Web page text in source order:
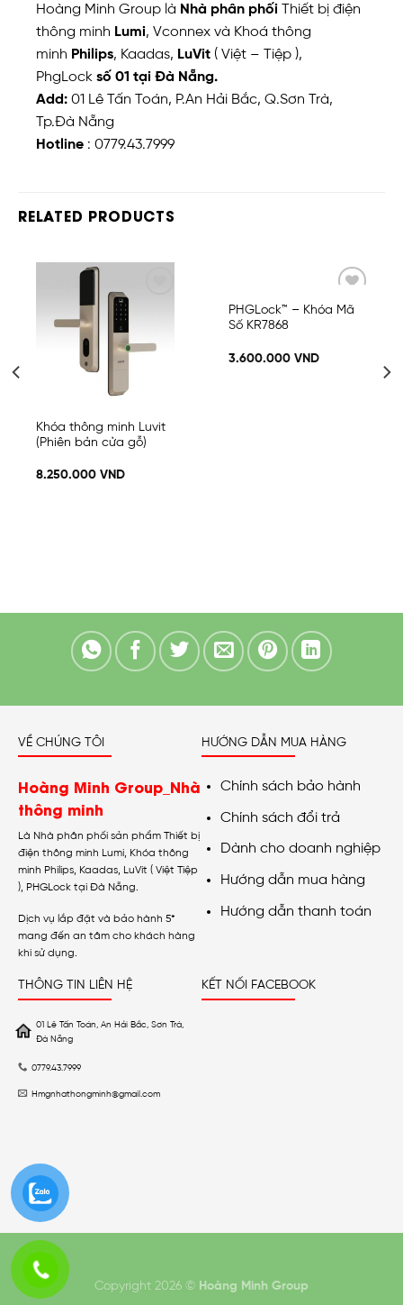
Hoàng Minh Group là Nhà phân phối Thiết bị điện
thông minh Lumi, Vconnex và Khoá thông
minh Philips, Kaadas, LuVit ( Việt – Tiệp ),
PhgLock số 01 tại Đà Nẵng.
Add: 01 Lê Tấn Toán, P.An Hải Bắc, Q.Sơn Trà,
Tp.Đà Nẵng
Hotline : 0779.43.7999
RELATED PRODUCTS
Khóa thông minh Luvit
(Phiên bản cửa gỗ)
8.250.000 VND
Add
PHGLock™ – Khóa Mã
Số KR7868
3.600.000 VND
VỀ CHÚNG TÔI
Hoàng Minh Group_Nhà
thông minh
Là Nhà phân phối sản phẩm Thiết bị
điện thông minh Lumi, Khóa thông
minh Philips, Kaadas, LuVit ( Việt Tiệp
), PHGLock tại Đà Nẵng.
Dịch vụ lắp đặt và bảo hành 5*
mang đến an tâm cho khách hàng
khi sử dụng.
HƯỚNG DẪN MUA HÀNG
Chính sách bảo hành
Chính sách đổi trả
Dành cho doanh nghiệp
Hướng dẫn mua hàng
Hướng dẫn thanh toán
THÔNG TIN LIÊN HỆ
01 Lê Tấn Toán, An Hải Bắc, Sơn Trà,
Đà Nẵng
0779.43.7999
Hmgnhathongminh@gmail.com
KẾT NỐI FACEBOOK
Copyright 2026 © Hoàng Minh Group